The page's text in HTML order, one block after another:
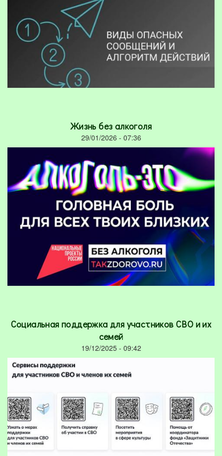
Жизнь без алкоголя
29/01/2026 - 07:36
Социальная поддержка для участников СВО и их
семей
19/12/2025 - 09:42